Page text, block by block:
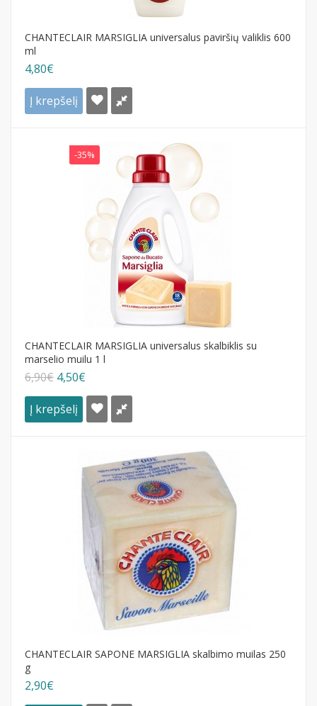
CHANTECLAIR MARSIGLIA universalus paviršių valiklis 600
ml
4,80€
Į krepšelį
-35%
CHANTECLAIR MARSIGLIA universalus skalbiklis su
marselio muilu 1 l
6,90€ 4,50€
Į krepšelį
CHANTECLAIR SAPONE MARSIGLIA skalbimo muilas 250
g
2,90€